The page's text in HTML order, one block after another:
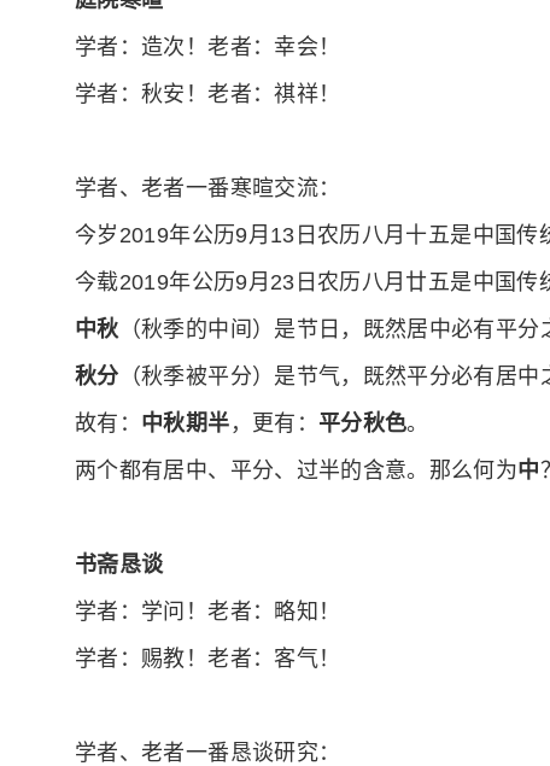
学者：造次！老者：幸会！
学者：秋安！老者：祺祥！
学者、老者一番寒暄交流：
今岁2019年公历9月13日农历八月十五是中国传
今载2019年公历9月23日农历八月廿五是中国传
中秋 （秋季的中间）是节日，既然居中必有平分
秋分 （秋季被平分）是节气，既然平分必有居中
故有： 中秋期半 ，更有： 平分秋色。
两个都有居中、平分、过半的含意。那么何为中
书斋恳谈
学者：学问！老者：略知！
学者：赐教！老者：客气！
学者、老者一番恳谈研究：